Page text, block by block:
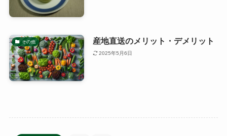
その他 産地直送のメリット・デメリット
2025年5月6日